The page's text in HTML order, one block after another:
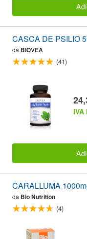
CASCA DE PSILIO
da BIOVEA
(41)
CARALLUMA
da Bio Nutrition
(4)